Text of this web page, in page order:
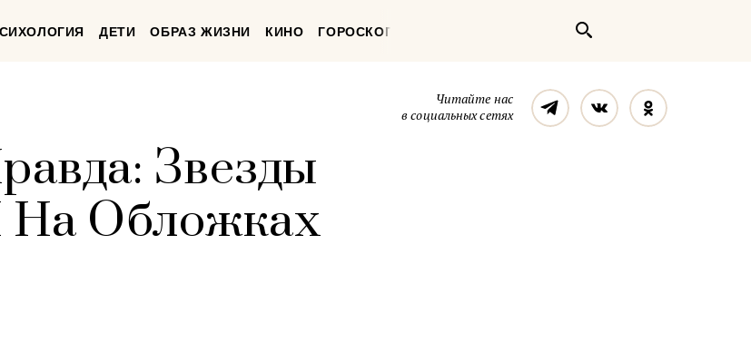
ДЕТИ ОБРАЗ ЖИЗНИ КИНО ГОРОСКОП
Читайте нас
в социальных сетях
ТелеграмВконтакте
Звезды
На Обложках